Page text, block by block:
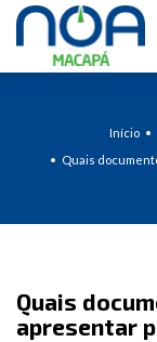
Início
Quais
Quais
apresentar